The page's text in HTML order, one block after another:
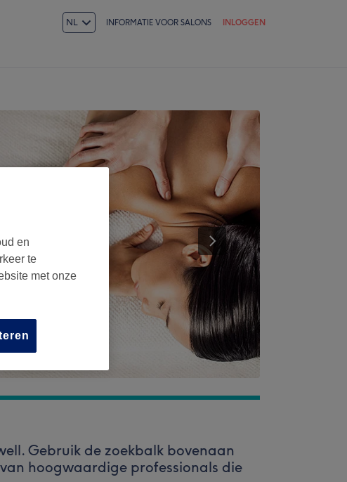
NL INFORMATIE VOOR SALONS INLOGGEN
Gebruik de zoekbalk bovenaan
hoogwaardige professionals die
en
te
met onze